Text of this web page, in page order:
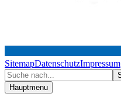
SitemapDatenschutzImpressum
Hauptmenu